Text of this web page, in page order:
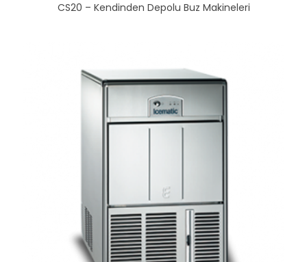
CS20 – Kendinden Depolu Buz Makineleri